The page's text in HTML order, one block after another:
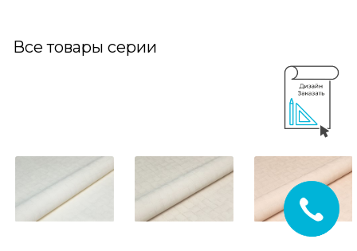
Все товары серии